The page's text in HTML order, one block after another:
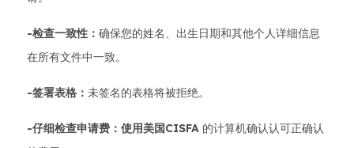
-检查一致性： 确保您的姓名、出生日期和其他个人详细信息
在所有文件中一致。
-签署表格： 未签名的表格将被拒绝。
-仔细检查申请费：使用美国CISFA 的计算机确认认可正确认